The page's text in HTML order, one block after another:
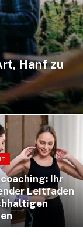
Hanf zu
Ihr
Leitfaden